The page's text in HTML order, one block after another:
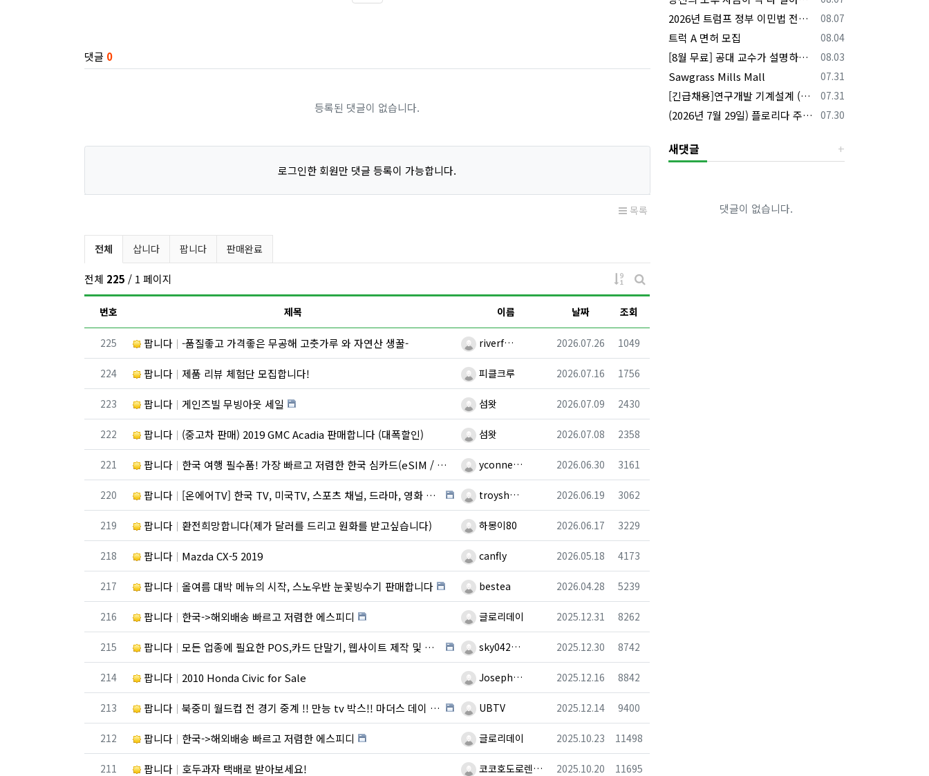
SNS 공유
댓글 0
등록된 댓글이 없습니다.
로그인한 회원만 댓글 등록이 가능합니다.
목록
벼룩시장 분류 목록
전체 삽니다 팝니다 판매완료
전체 225 / 1 페이지
게시물 정렬
게시판 검색
번호
제목 이름 날짜 조회
번호
225 팝니다 -품질좋고 가격좋은 무공해 고춧가루 와 자연산 생꿀- 등록자riverf… 등록일
2026.07.26 조회
1049
번호
224 팝니다 제품 리뷰 체험단 모집합니다! 등록자피클크루 등록일
2026.07.16 조회
1756
번호
223 팝니다 게인즈빌 무빙아웃 세일 등록자섬왓 등록일
2026.07.09 조회
2430
번호
222 팝니다 (중고차 판매) 2019 GMC Acadia 판매합니다 (대폭할인) 등록자섬왓 등록일
2026.07.08 조회
2358
번호
221 팝니다 한국 여행 필수품! 가장 빠르고 저렴한 한국 심카드(eSIM / USIM) 등록자yconne… 등록일
2026.06.30 조회
3161
번호
220 팝니다 [온에어TV] 한국 TV, 미국TV, 스포츠 채널, 드라마, 영화 시청 (월드컵 전 경기 시청) 박스 판매 … 등록자troysh… 등록일
2026.06.19 조회
3062
번호
219 팝니다 환전희망합니다(제가 달러를 드리고 원화를 받고싶습니다) 등록자하몽이80 등록일
2026.06.17 조회
3229
번호
218 팝니다 Mazda CX-5 2019 등록자canfly 등록일
2026.05.18 조회
4173
번호
217 팝니다 올여름 대박 메뉴의 시작, 스노우반 눈꽃빙수기 판매합니다 등록자bestea 등록일
2026.04.28 조회
5239
번호
216 팝니다 한국->해외배송 빠르고 저렴한 에스피디 등록자글로리데이 등록일
2025.12.31 조회
8262
번호
215 팝니다 모든 업종에 필요한 POS,카드 단말기, 웹사이트 제작 및 온라인 광고를 한번에~~!!!! 등록자sky042… 등록일
2025.12.30 조회
8742
번호
214 팝니다 2010 Honda Civic for Sale 등록자Joseph… 등록일
2025.12.16 조회
8842
번호
213 팝니다 북중미 월드컵 전 경기 중계 !! 만능 tv 박스!! 마더스 데이 효도 선물!! 등록자UBTV 등록일
2025.12.14 조회
9400
번호
212 팝니다 한국->해외배송 빠르고 저렴한 에스피디 등록자글로리데이 등록일
2025.10.23 조회
11498
번호
211 팝니다 호두과자 택배로 받아보세요! 등록자코코호도로렌… 등록일
2025.10.20 조회
11695
등록일
08.07
2026년 트럼프 정부 이민법 전면 시행 꼭 알아야 할 4가지!!
등록일
08.04
트럭 A 면허 모집
등록일
08.03
[8월 무료] 공대 교수가 설명하는 AP Physics1 물리 온라인 강의
등록일
07.31
Sawgrass Mills Mall
등록일
07.31
[긴급채용]연구개발 기계설계 (C&C) 엔지니어 모집
등록일
07.30
(2026년 7월 29일) 플로리다 주요 뉴스 | 플로리다 한인 닷컴
새댓글
댓글이 없습니다.